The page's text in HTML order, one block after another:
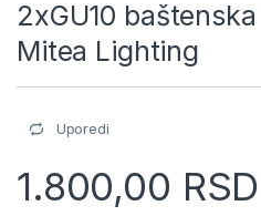
2xGU10
Mitea Lighting
Uporedi
1.800,00 RSD